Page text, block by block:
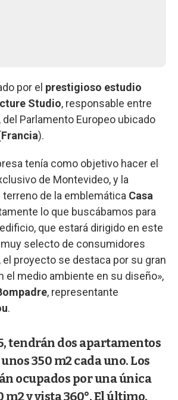
por el prestigioso estudio
Studio, responsable entre
Parlamento Europeo ubicado
Francia).
tenía como objetivo hacer el
de Montevideo, y la
de la emblemática Casa
lo que buscábamos para
que estará dirigido en este
selecto de consumidores
el proyecto se destaca por su gran
el medio ambiente en su diseño»,
, representante
.
tendrán dos apartamentos
350 m2 cada uno. Los
ocupados por una única
y vista 360°. El último,